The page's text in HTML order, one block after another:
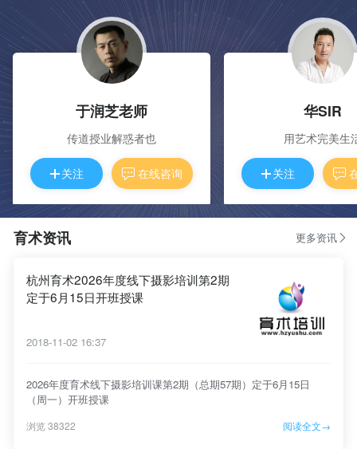
于润芝老师
传道授业解惑者也
关注 在线咨询
华SIR
用艺术完美生
关注
育术资讯 更多资讯
杭州育术2026年度线下摄影培训第2期
定于6月15日开班授课
2018-11-02 16:37
2026年度育术线下摄影培训课第2期（总期57期）定于6月15日
（周一）开班授课
浏览 38322 阅读全文→